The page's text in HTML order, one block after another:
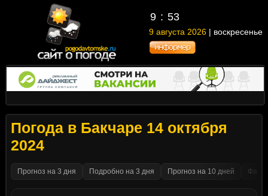
9 : 53
9 августа 2026 | воскресенье
Погода в Бакчаре 14 октября
2024
Прогноз на 3 дня Подробно на 3 дня Прогноз на 10 дней